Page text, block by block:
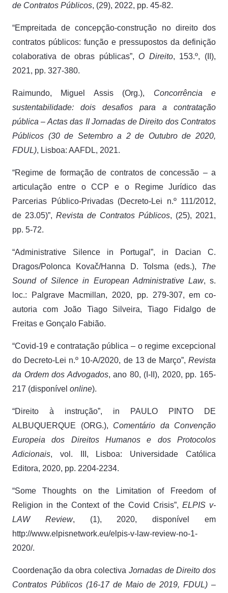
de Contratos Públicos, (29), 2022, pp. 45-82.
“Empreitada de concepção-construção no direito dos
contratos públicos: função e pressupostos da definição
colaborativa de obras públicas”, O Direito, 153.º, (II),
2021, pp. 327-380.
Raimundo, Miguel Assis (Org.), Concorrência e
sustentabilidade: dois desafios para a contratação
pública – Actas das II Jornadas de Direito dos Contratos
Públicos (30 de Setembro a 2 de Outubro de 2020,
FDUL), Lisboa: AAFDL, 2021.
“Regime de formação de contratos de concessão – a
articulação entre o CCP e o Regime Jurídico das
Parcerias Público-Privadas (Decreto-Lei n.º 111/2012,
de 23.05)”, Revista de Contratos Públicos, (25), 2021,
pp. 5-72.
“Administrative Silence in Portugal”, in Dacian C.
Dragos/Polonca Kovač/Hanna D. Tolsma (eds.), The
Sound of Silence in European Administrative Law, s.
loc.: Palgrave Macmillan, 2020, pp. 279-307, em co-
autoria com João Tiago Silveira, Tiago Fidalgo de
Freitas e Gonçalo Fabião.
“Covid-19 e contratação pública – o regime excepcional
do Decreto-Lei n.º 10-A/2020, de 13 de Março”, Revista
da Ordem dos Advogados, ano 80, (I-II), 2020, pp. 165-
217 (disponível online).
“Direito à instrução”, in PAULO PINTO DE
ALBUQUERQUE (ORG.), Comentário da Convenção
Europeia dos Direitos Humanos e dos Protocolos
Adicionais, vol. III, Lisboa: Universidade Católica
Editora, 2020, pp. 2204-2234.
“Some Thoughts on the Limitation of Freedom of
Religion in the Context of the Covid Crisis”, ELPIS v-
LAW Review, (1), 2020, disponível em
http://www.elpisnetwork.eu/elpis-v-law-review-no-1-
2020/.
Coordenação da obra colectiva Jornadas de Direito dos
Contratos Públicos (16-17 de Maio de 2019, FDUL) –